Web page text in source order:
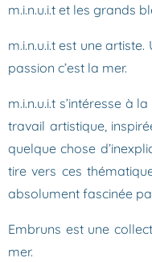
m.i.n.u.i.t et les grands
m.i.n.u.i.t est une
passion c’est la mer.
m.i.n.u.i.t s’intéresse à
travail artistique,
quelque chose
tire vers ces
absolument fascinée
Embruns est une
mer.